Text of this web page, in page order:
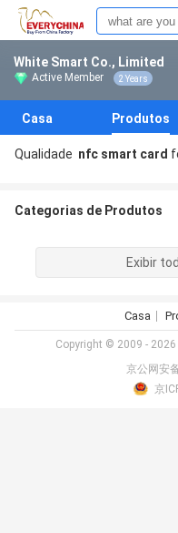
White Smart Co., Limited
Active Member 2 Years
Casa Produtos
Qualidade nfc smart card
Categorias de Produtos
Exibir
Casa
Copyright © 2009 -
京公网安
京